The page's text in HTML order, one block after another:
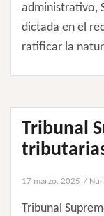
administrativo,
dictada en el
ratificar la
Tribunal
17 marzo, 2025
Tribunal